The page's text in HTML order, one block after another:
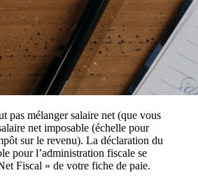
pas mélanger salaire net (que vous
net imposable (échelle pour
sur le revenu). La déclaration du
pour l’administration fiscale se
Fiscal » de votre fiche de paie.